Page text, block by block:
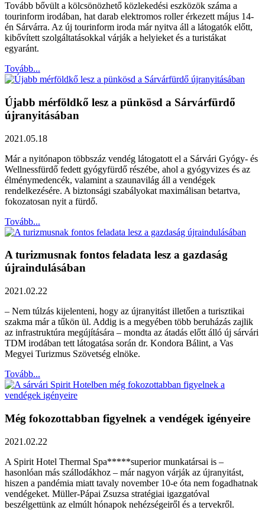
Tovább bővült a kölcsönözhető közlekedési eszközök száma a
tourinform irodában, hat darab elektromos roller érkezett május 14-
én Sárvárra. Az új tourinform iroda már nyitva áll a látogatók előtt,
kibővített szolgáltatásokkal várják a helyieket és a turistákat
egyaránt.
Tovább...
Újabb mérföldkő lesz a pünkösd a Sárvárfürdő
újranyitásában
2021.05.18
Már a nyitónapon többszáz vendég látogatott el a Sárvári Gyógy- és
Wellnessfürdő fedett gyógyfürdő részébe, ahol a gyógyvizes és az
élménymedencék, valamint a szaunavilág áll a vendégek
rendelkezésére. A biztonsági szabályokat maximálisan betartva,
fokozatosan nyit a fürdő.
Tovább...
A turizmusnak fontos feladata lesz a gazdaság
újraindulásában
2021.02.22
– Nem túlzás kijelenteni, hogy az újranyitást illetően a turisztikai
szakma már a tűkön ül. Addig is a megyében több beruházás zajlik
az infrastruktúra megújítására – mondta az átadás előtt álló új sárvári
TDM irodában tett látogatása során dr. Kondora Bálint, a Vas
Megyei Turizmus Szövetség elnöke.
Tovább...
Még fokozottabban figyelnek a vendégek igényeire
2021.02.22
A Spirit Hotel Thermal Spa*****superior munkatársai is –
hasonlóan más szállodákhoz – már nagyon várják az újranyitást,
hiszen a pandémia miatt tavaly november 10-e óta nem fogadhatnak
vendégeket. Müller-Pápai Zsuzsa stratégiai igazgatóval
beszélgettünk az elmúlt hónapok nehézségeiről és a tervekről.